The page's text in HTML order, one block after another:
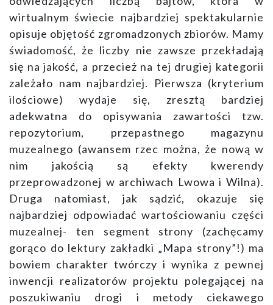
wirtualnym świecie najbardziej spektakularnie
opisuje objętość zgromadzonych zbiorów. Mamy
świadomość, że liczby nie zawsze przekładają
się na jakość, a przecież na tej drugiej kategorii
zależało nam najbardziej. Pierwsza (kryterium
ilościowe) wydaje się, zresztą bardziej
adekwatna do opisywania zawartości tzw.
repozytorium, przepastnego magazynu
muzealnego (awansem rzec można, że nową w
nim jakością są efekty kwerendy
przeprowadzonej w archiwach Lwowa i Wilna).
Druga natomiast, jak sądzić, okazuje się
najbardziej odpowiadać wartościowaniu części
muzealnej- ten segment strony (zachęcamy
gorąco do lektury zakładki „Mapa strony”!) ma
bowiem charakter twórczy i wynika z pewnej
inwencji realizatorów projektu polegającej na
poszukiwaniu drogi i metody ciekawego